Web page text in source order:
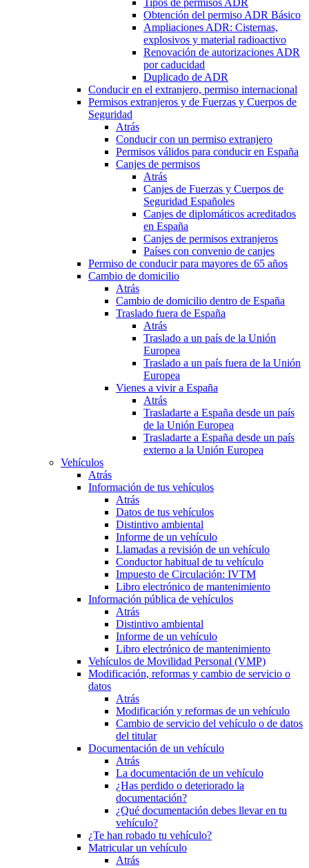
Tipos de permisos ADR
Obtención del permiso ADR Básico
Ampliaciones ADR: Cisternas,
explosivos y material radioactivo
Renovación de autorizaciones ADR
por caducidad
Duplicado de ADR
Conducir en el extranjero, permiso internacional
Permisos extranjeros y de Fuerzas y Cuerpos de
Seguridad
Atrás
Conducir con un permiso extranjero
Permisos válidos para conducir en España
Canjes de permisos
Atrás
Canjes de Fuerzas y Cuerpos de
Seguridad Españoles
Canjes de diplomáticos acreditados
en España
Canjes de permisos extranjeros
Países con convenio de canjes
Permiso de conducir para mayores de 65 años
Cambio de domicilio
Atrás
Cambio de domicilio dentro de España
Traslado fuera de España
Atrás
Traslado a un país de la Unión
Europea
Traslado a un país fuera de la Unión
Europea
Vienes a vivir a España
Atrás
Trasladarte a España desde un país
de la Unión Europea
Trasladarte a España desde un país
externo a la Unión Europea
Vehículos
Atrás
Información de tus vehículos
Atrás
Datos de tus vehículos
Distintivo ambiental
Informe de un vehículo
Llamadas a revisión de un vehículo
Conductor habitual de tu vehículo
Impuesto de Circulación: IVTM
Libro electrónico de mantenimiento
Información pública de vehículos
Atrás
Distintivo ambiental
Informe de un vehículo
Libro electrónico de mantenimiento
Vehículos de Movilidad Personal (VMP)
Modificación, reformas y cambio de servicio o
datos
Atrás
Modificación y reformas de un vehículo
Cambio de servicio del vehículo o de datos
del titular
Documentación de un vehículo
Atrás
La documentación de un vehículo
¿Has perdido o deteriorado la
documentación?
¿Qué documentación debes llevar en tu
vehículo?
¿Te han robado tu vehículo?
Matricular un vehículo
Atrás